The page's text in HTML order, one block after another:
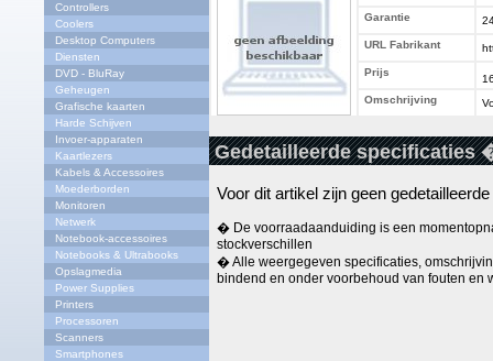
Controllers
Coolers
Desktop Computers
Diensten
DVD - BluRay
Geheugen
Grafische kaarten
Harde Schijven
Invoer-apparaten
Kaartlezers
Kabels & Accessoires
Moederborden
Monitoren
Netwerk
Notebook-accessoires
Notebooks & Ultrabooks
Opslagmedia
Power Supplies
Printers
Processoren
Scanners
Smartphones
Garantie
URL Fabrikant
Prijs
Omschrijving
Gedetailleerde specificaties
Voor dit artikel zijn geen
� De voorraadaanduiding is een
stockverschillen
� Alle weergegeven specificaties,
bindend en onder voorbehoud van fouten en